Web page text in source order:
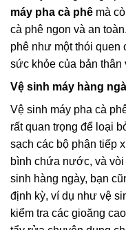
máy pha cà phê mà
cà phê ngon và an
phê như một thói quen
sức khỏe của bản thân
Vệ sinh máy hàng
Vệ sinh máy pha cà
rất quan trọng để loại
sạch các bộ phận tiếp
bình chứa nước, và
sinh hàng ngày, bạn
định kỳ, ví dụ như vệ
kiểm tra các gioăng